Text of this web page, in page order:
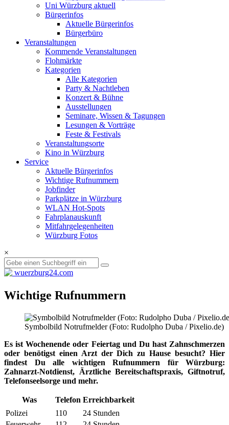
Uni Würzburg aktuell
Bürgerinfos
Aktuelle Bürgerinfos
Bürgerbüro
Veranstaltungen
Kommende Veranstaltungen
Flohmärkte
Kategorien
Alle Kategorien
Party & Nachtleben
Konzert & Bühne
Ausstellungen
Seminare, Wissen & Tagungen
Lesungen & Vorträge
Feste & Festivals
Veranstaltungsorte
Kino in Würzburg
Service
Aktuelle Bürgerinfos
Wichtige Rufnummern
Jobfinder
Parkplätze in Würzburg
WLAN Hot-Spots
Fahrplanauskunft
Mitfahrgelegenheiten
Würzburg Fotos
×
Wichtige Rufnummern
Symbolbild Notrufmelder (Foto: Rudolpho Duba / Pixelio.de)
Es ist Wochenende oder Feiertag und Du hast Zahnschmerzen
oder benötigst einen Arzt der Dich zu Hause besucht? Hier
findest Du alle wichtigen Rufnummern für Würzburg:
Zahnarzt-Notdienst, Ärztliche Bereitschaftspraxis, Giftnotruf,
Telefonseelsorge und mehr.
Was Telefon Erreichbarkeit
Polizei
110
24 Stunden